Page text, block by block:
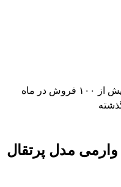
بیش از ۱۰۰ فروش در ماه
مدل پرتقال